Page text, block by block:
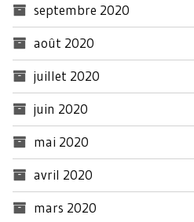
septembre 2020
août 2020
juillet 2020
juin 2020
mai 2020
avril 2020
mars 2020